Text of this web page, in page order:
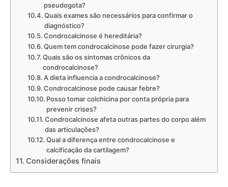
pseudogota?
Quais exames são necessários para confirmar o
diagnóstico?
Condrocalcinose é hereditária?
Quem tem condrocalcinose pode fazer cirurgia?
Quais são os sintomas crônicos da
condrocalcinose?
A dieta influencia a condrocalcinose?
Condrocalcinose pode causar febre?
Posso tomar colchicina por conta própria para
prevenir crises?
Condrocalcinose afeta outras partes do corpo além
das articulações?
Qual a diferença entre condrocalcinose e
calcificação da cartilagem?
Considerações finais